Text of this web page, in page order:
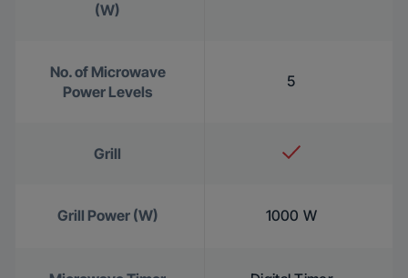
(W)
No. of Microwave
Power Levels
5
Grill
Grill Power (W) 1000 W